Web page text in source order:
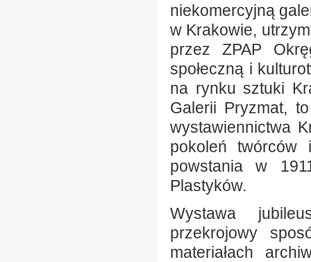
niekomercyjną
w Krakowie,
przez ZPAP
społeczną i
na rynku sztuki
Galerii Pryzmat,
wystawiennictwa
pokoleń
powstania w
Plastyków.
Wystawa
przekrojowy
materiałach